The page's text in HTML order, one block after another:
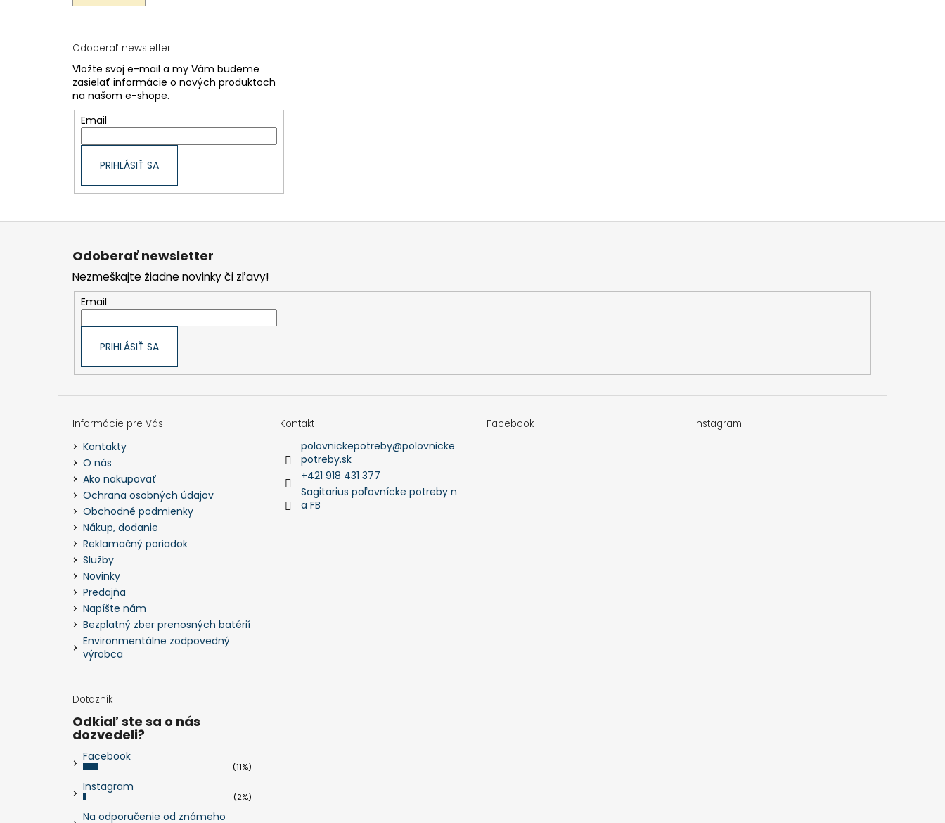
Odoberať newsletter
Vložte svoj e-mail a my Vám budeme
zasielať informácie o nových produktoch
na našom e-shope.
Email
PRIHLÁSIŤ SA
Z
Odoberať newsletter
Nezmeškajte žiadne novinky či zľavy!
Email
PRIHLÁSIŤ SA
Informácie pre Vás
Kontakty
O nás
Ako nakupovať
Ochrana osobných údajov
Obchodné podmienky
Nákup, dodanie
Reklamačný poriadok
Služby
Novinky
Predajňa
Napíšte nám
Bezplatný zber prenosných batérií
Environmentálne zodpovedný
výrobca
Kontakt
polovnickepotreby@polovnicke
potreby.sk
+421 918 431 377
Sagitarius poľovnícke potreby n
a FB
Facebook Instagram
Dotazník
Odkiaľ ste sa o nás
dozvedeli?
Facebook
(11%)
Instagram
(2%)
Na odporučenie od známeho